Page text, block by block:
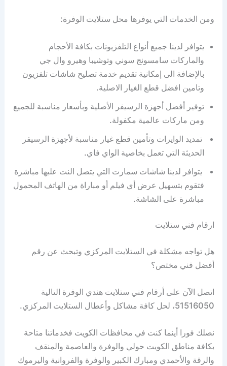
ومن الخدمات التي يوفرها محل ستلايت الوفرة:
يتوافر لدينا جميع أنواع التلفزيونات بكافة الأحجام
والماركات سامسونج سوني وتوشيبا وهيرو وال جي
بالإضافة الى إمكانية تقديم خدمة تصليح شاشات تلفزيون
وتامين افضل قطع الغيار الاصلية.
توفير أفضل أجهزة الرسيفر الأصلية وبأسعار مناسبة للجميع
ومن ماركات عالمية مكفولة.
تمديد الوايرات وتأمين قطع غيار مناسبة لأجهزة الرسيفر
الحديثة التي تعمل بخاصية الواي فاي.
يتوافر لدينا شاشات سمارت التي يتصل النت عليها مباشرة
فتقوم بتسهيل عرض أي فيلم أو مباراة من الهاتف المحمول
مباشرة على الشاشة.
ارقام فني ستلايت
هل تواجه مشكلة في الستلايت المركزي وتبحث عن رقم
أفضل فني مختص؟
اتصل الآن على أرقام فني ستلايت هندي الوفرة التالية
51516050، لحل كافة مشاكل وأعطال الستلايت المركزي.
نصلك فورا أينما كنت في محافظات الكويت فخدماتنا متاحة
بكافة مناطق الكويت حولي والوفرة والعاصمة والمنقف
والرقة والأحمدي ومبارك الكبير والوفرة والفروانية واليرموك